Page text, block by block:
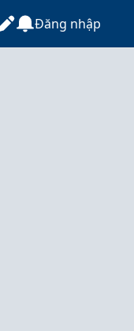
Đăng nhập